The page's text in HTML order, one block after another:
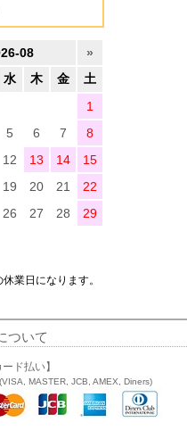
08
»
水 木 金
土
1
5 6 7
8
12 13 14
15
19 20 21
22
26 27 28
29
業日になります。
ついて
ド払い】
MASTER, JCB, AMEX, Diners)